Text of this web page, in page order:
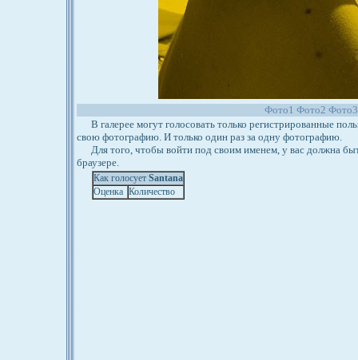
Фото1 Фото2 Фото3
В галерее могут голосовать только регистрированные
свою фотографию. И только один раз за одну фотографию.
Для того, чтобы войти под своим именем, у вас должна
браузере.
Как голосует Santana
Оценка Количество